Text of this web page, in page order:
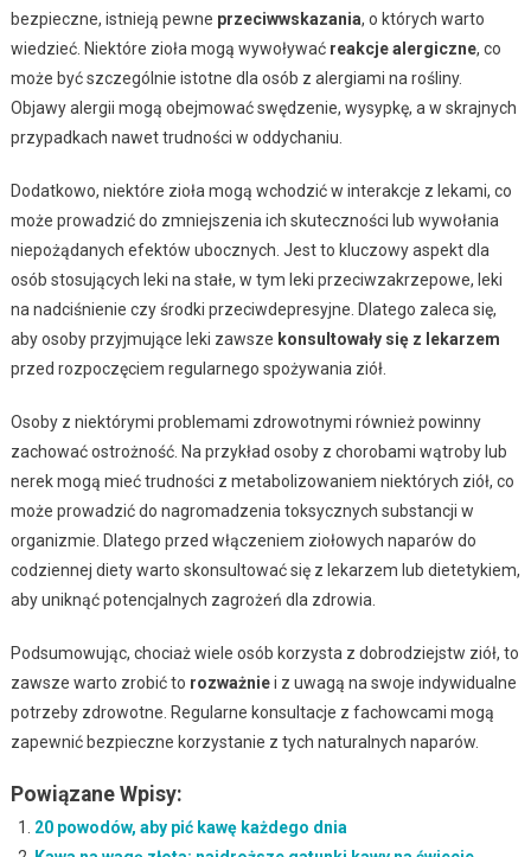
bezpieczne, istnieją pewne przeciwwskazania, o których warto
wiedzieć. Niektóre zioła mogą wywoływać reakcje alergiczne, co
może być szczególnie istotne dla osób z alergiami na rośliny.
Objawy alergii mogą obejmować swędzenie, wysypkę, a w skrajnych
przypadkach nawet trudności w oddychaniu.
Dodatkowo, niektóre zioła mogą wchodzić w interakcje z lekami, co
może prowadzić do zmniejszenia ich skuteczności lub wywołania
niepożądanych efektów ubocznych. Jest to kluczowy aspekt dla
osób stosujących leki na stałe, w tym leki przeciwzakrzepowe, leki
na nadciśnienie czy środki przeciwdepresyjne. Dlatego zaleca się,
aby osoby przyjmujące leki zawsze konsultowały się z lekarzem
przed rozpoczęciem regularnego spożywania ziół.
Osoby z niektórymi problemami zdrowotnymi również powinny
zachować ostrożność. Na przykład osoby z chorobami wątroby lub
nerek mogą mieć trudności z metabolizowaniem niektórych ziół, co
może prowadzić do nagromadzenia toksycznych substancji w
organizmie. Dlatego przed włączeniem ziołowych naparów do
codziennej diety warto skonsultować się z lekarzem lub dietetykiem,
aby uniknąć potencjalnych zagrożeń dla zdrowia.
Podsumowując, chociaż wiele osób korzysta z dobrodziejstw ziół, to
zawsze warto zrobić to rozważniei z uwagą na swoje indywidualne
potrzeby zdrowotne. Regularne konsultacje z fachowcami mogą
zapewnić bezpieczne korzystanie z tych naturalnych naparów.
Powiązane Wpisy:
20 powodów, aby pić kawę każdego dnia